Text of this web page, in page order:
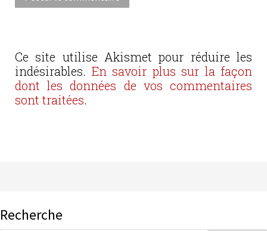
Ce site utilise Akismet pour réduire les
indésirables. En savoir plus sur la façon
dont les données de vos commentaires
sont traitées.
Recherche